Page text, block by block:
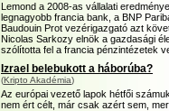
Lemond a 2008-as vállalati
legnagyobb francia bank, a BNP
Baudouin Prot vezérigazgató azt
Nicolas Sarkozy elnök a gazdasági
szólította fel a francia pénzintézetek
Izrael belebukott a háborúba?
(Kripto Akadémia)
Az európai vezető lapok hétfői
nem ért célt, már csak azért sem,